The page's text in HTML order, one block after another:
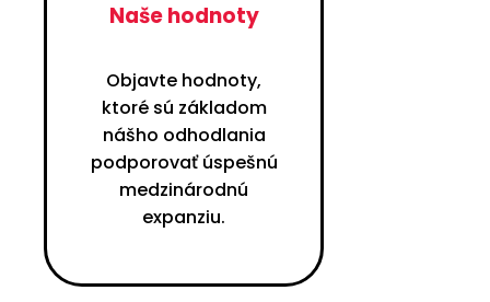
Naše hodnoty
Objavte hodnoty,
ktoré sú základom
nášho odhodlania
podporovať úspešnú
medzinárodnú
expanziu.